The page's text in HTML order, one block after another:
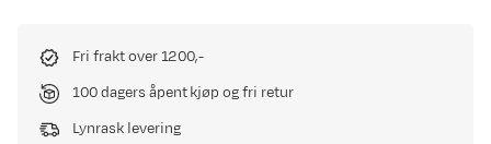
Fri frakt over 1200,-
100 dagers åpent kjøp og fri retur
Lynrask levering